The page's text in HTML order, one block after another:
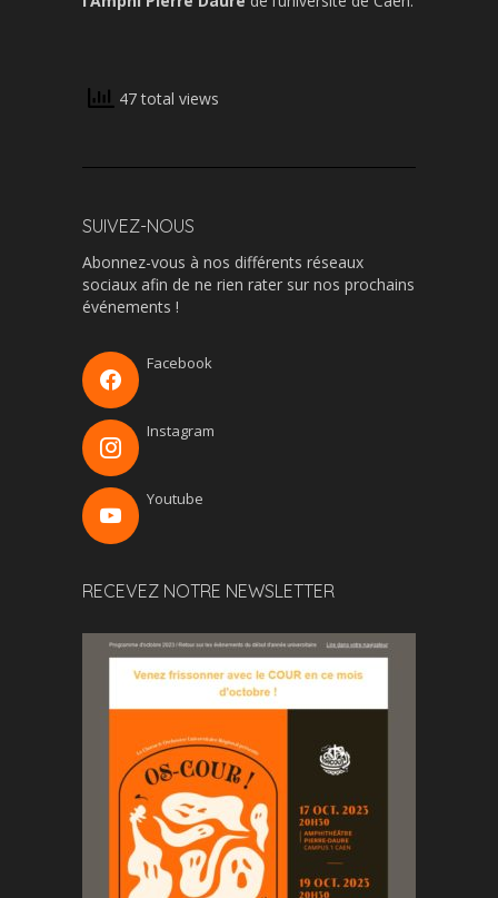
47 total views
SUIVEZ-NOUS
Abonnez-vous à nos différents réseaux
sociaux afin de ne rien rater sur nos prochains
événements !
Facebook
Instagram
Youtube
RECEVEZ NOTRE NEWSLETTER